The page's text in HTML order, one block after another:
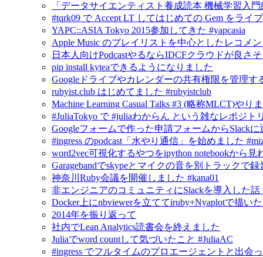
「データサイエンティスト養成読本 機械学習入
#tqrk09 で Accept LT してはじめての Gem をライ
YAPC::ASIA Tokyo 2015参加してきた #yapcasia
Apple Music のプレイリストを中心としたレコメ
日本人向けPodcastやるならIDCFクラウドが良さ
pip install kyteaできるようになりました
Googleドライブやカレンダーの共有権限を管理す
rubyist.club はじめてました #rubyistclub
Machine Learning Casual Talks #3 (略称MLCT)やり
#JuliaTokyo で #juliaわからん という雑なレポジ
Googleフォームで作った申請フォームからSlack
#ingress のpodcast「水やり通信」を始めました
word2vec可視化するやつをipython notebookから見
Garagebandでskypeとマイクの音を別トラックで
神奈川Ruby会議を開催しました #kana01
非エンジニアのコミュニティにSlackを導入した話
Docker上にnbviewerを立ててiruby+Nyaplotで描い
2014年を振り返って
社内でLean Analytics読書会を終えました
Juliaでword countして気づいたこと #JuliaAC
#ingress でフルタイムのプロエージェントと出会